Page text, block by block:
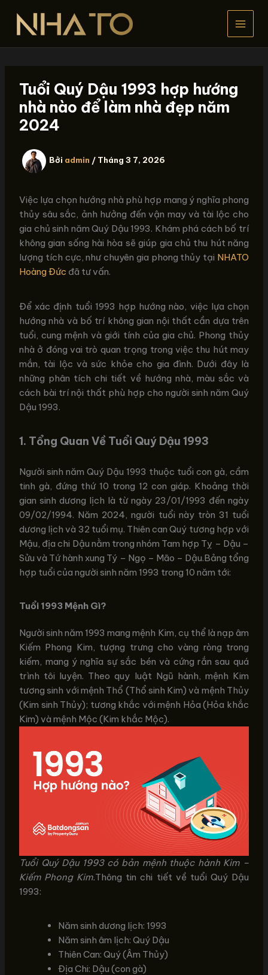
dung
Tuổi Quý Dậu 1993 hợp hướng
nhà nào để làm nhà đẹp năm
2024
Bởi admin / Tháng 3 7, 2026
Việc lựa chọn hướng nhà phù hợp mang ý nghĩa phong
thủy sâu sắc, ảnh hưởng đến vận may và tài lộc cho
gia chủ sinh năm Quý Dậu 1993. Khám phá cách bố trí
không gian sống hài hòa sẽ giúp gia chủ thu hút năng
lượng tích cực, như chuyên gia phong thủy tại NHATO
Hoàng Đức đã tư vấn.
Để xác định tuổi 1993 hợp hướng nào, việc lựa chọn
hướng nhà và bố trí không gian nội thất cần dựa trên
tuổi, cung mệnh và giới tính của gia chủ. Phong thủy
nhà ở đóng vai trò quan trọng trong việc thu hút may
mắn, tài lộc và sức khỏe cho gia đình. Dưới đây là
những phân tích chi tiết về hướng nhà, màu sắc và
cách bài trí nội thất phù hợp cho người sinh năm Quý
Dậu 1993.
1. Tổng Quan Về Tuổi Quý Dậu 1993
Người sinh năm Quý Dậu 1993 thuộc tuổi con gà, cầm
tinh gà, đứng thứ 10 trong 12 con giáp. Khoảng thời
gian sinh dương lịch là từ ngày 23/01/1993 đến ngày
09/02/1994. Năm 2024, người tuổi này tròn 31 tuổi
dương lịch và 32 tuổi mụ. Thiên can Quý tương hợp với
Mậu, địa chi Dậu nằm trong nhóm Tam hợp Tỵ – Dậu –
Sửu và Tứ hành xung Tý – Ngọ – Mão – Dậu.Bảng tổng
hợp tuổi của người sinh năm 1993 trong 10 năm tới:
Tuổi 1993 Mệnh Gì?
Người sinh năm 1993 mang mệnh Kim, cụ thể là nạp âm
Kiếm Phong Kim, tượng trưng cho vàng ròng trong
kiếm, mang ý nghĩa sự sắc bén và cứng rắn sau quá
trình tôi luyện. Theo quy luật Ngũ hành, mệnh Kim
tương sinh với mệnh Thổ (Thổ sinh Kim) và mệnh Thủy
(Kim sinh Thủy); tương khắc với mệnh Hỏa (Hỏa khắc
Kim) và mệnh Mộc (Kim khắc Mộc).
Tuổi Quý Dậu 1993 có bản mệnh thuộc hành Kim –
Kiếm Phong Kim.Thông tin chi tiết về tuổi Quý Dậu
1993:
Năm sinh dương lịch: 1993
Năm sinh âm lịch: Quý Dậu
Thiên Can: Quý (Âm Thủy)
Địa Chi: Dậu (con gà)